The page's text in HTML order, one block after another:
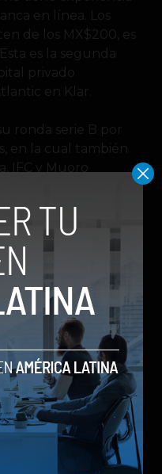
en línea. Los
de los MX$200, es
es la segunda
privado
en Klar.
ronda serie B por
en la cual también
IFC y Muoro